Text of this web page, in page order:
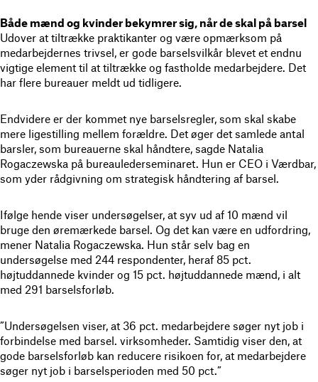
Både mænd og kvinder bekymrer sig, når de skal på barsel
Udover at tiltrække praktikanter og være opmærksom på
medarbejdernes trivsel, er gode barselsvilkår blevet et endnu
vigtige element til at tiltrække og fastholde medarbejdere. Det
har flere bureauer meldt ud tidligere.
Endvidere er der kommet nye barselsregler, som skal skabe
mere ligestilling mellem forældre. Det øger det samlede antal
barsler, som bureauerne skal håndtere, sagde Natalia
Rogaczewska på bureaulederseminaret. Hun er CEO i Værdbar,
som yder rådgivning om strategisk håndtering af barsel.
Ifølge hende viser undersøgelser, at syv ud af 10 mænd vil
bruge den øremærkede barsel. Og det kan være en udfordring,
mener Natalia Rogaczewska. Hun står selv bag en
undersøgelse med 244 respondenter, heraf 85 pct.
højtuddannede kvinder og 15 pct. højtuddannede mænd, i alt
med 291 barselsforløb.
”Undersøgelsen viser, at 36 pct. medarbejdere søger nyt job i
forbindelse med barsel. virksomheder. Samtidig viser den, at
gode barselsforløb kan reducere risikoen for, at medarbejdere
søger nyt job i barselsperioden med 50 pct.”